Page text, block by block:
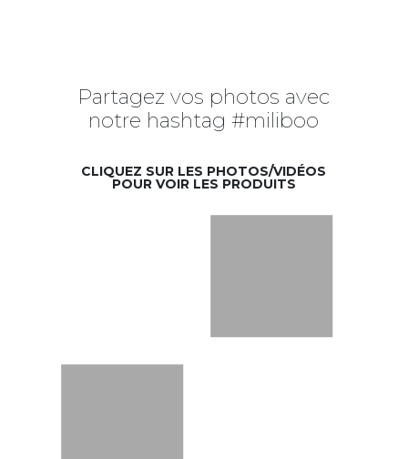
Partagez vos photos avec
notre hashtag #miliboo
CLIQUEZ SUR LES PHOTOS/VIDÉOS
POUR VOIR LES PRODUITS